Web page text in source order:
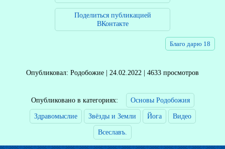
Поделиться публикацией
ВКонтакте
Благо дарю 18
Опубликовал: Родобожие | 24.02.2022 | 4633 просмотров
Опубликовано в категориях: Основы Родобожия
Здравомыслие Звёзды и Земли Йога Видео
Всеславъ.